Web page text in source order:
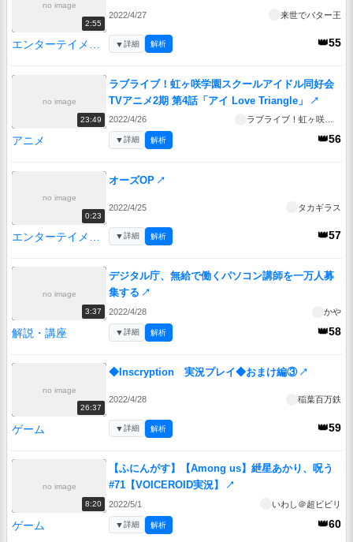
no image
2:55
2022/4/27 来世でバター王
👑55
▼詳細 解析
no image
23:49
ラブライブ！虹ヶ咲学園スクールアイドル同好会
TVアニメ2期 第4話「アイ Love Triangle」
↗
2022/4/26
アニメ 👑56
▼詳細 解析
no image
0:23
オーズOP ↗
2022/4/25 タカギラス
👑57
▼詳細 解析
no image
3:37
デジタル庁、無給で働くパソコン講師を一万人募
集する ↗
2022/4/28 かや
解説・講座 👑58
▼詳細 解析
no image
26:37
◆Inscryption 実況プレイ◆おまけ編③ ↗
2022/4/28 稲葉百万鉄
ゲーム 👑59
▼詳細 解析
no image
8:20
【ふにんがす】【Among us】紲星あかり、呪う
#71【VOICEROID実況】
↗
2022/5/1 いわし＠超ビビリ
ゲーム 👑60
▼詳細 解析